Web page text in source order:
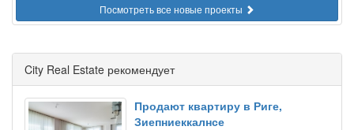
Посмотреть все новые проекты
City Real Estate рекомендует
Продают квартиру в Риге,
Зиепниеккалнсе